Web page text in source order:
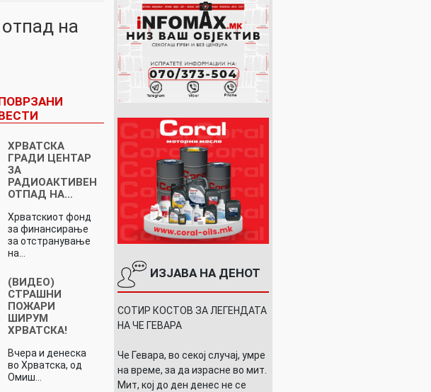
на
ХРВАТСКА
ГРАДИ ЦЕНТАР
ЗА
РАДИОАКТИВЕН
ОТПАД НА…
Хрватскиот фонд
за финансирање
за отстранување
на…
(ВИДЕО)
СТРАШНИ
ПОЖАРИ
ШИРУМ
ХРВАТСКА!
Вчера и денеска
во Хрватска, од
Омиш…
ИЗЈАВА НА ДЕНОТ
СОТИР КОСТОВ ЗА ЛЕГЕНДАТА
НА ЧЕ ГЕВАРА
Че Гевара, во секој случај, умре
на време, за да израсне во мит.
Мит, кој до ден денес не се